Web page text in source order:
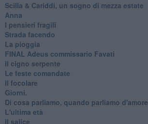
​Scilla & Cariddi, un sogno di mezza estate
Anna
I pensieri fragili
Strada facendo
La pioggia
FINAL Adeus commissario Favati
Il cigno serpente
Le feste comandate
Il focolare
Giorni.
Di cosa parliamo, quando parliamo d'amore
L'ultima età
Il salice